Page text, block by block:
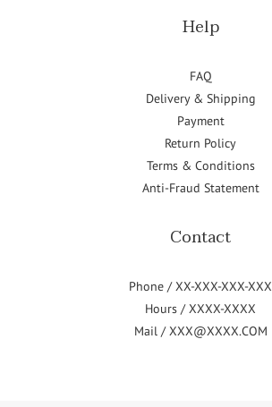
Help
FAQ
Delivery & Shipping
Payment
Return Policy
Terms & Conditions
Anti-Fraud Statement
Contact
Phone / XX-XXX-XXX-XXX
Hours / XXXX-XXXX
Mail / XXX@XXXX.COM